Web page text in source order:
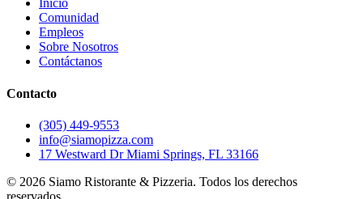
Inicio
Comunidad
Empleos
Sobre Nosotros
Contáctanos
Contacto
(305) 449-9553
info@siamopizza.com
17 Westward Dr Miami Springs, FL 33166
© 2026 Siamo Ristorante & Pizzeria. Todos los derechos
reservados.